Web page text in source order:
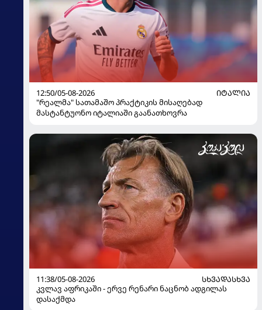
12:50/05-08-2026
ᲘᲢᲐᲚᲘᲐ
"რეალმა" სათამაშო პრაქტიკის მისაღებად
მასტანტუონო იტალიაში გაანათხოვრა
11:38/05-08-2026
ᲡᲮᲕᲐᲓᲐᲡᲮᲕᲐ
კვლავ აფრიკაში - ერვე რენარი ნაცნობ ადგილას
დასაქმდა